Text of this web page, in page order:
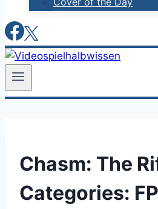
Chasm: The
Categories: